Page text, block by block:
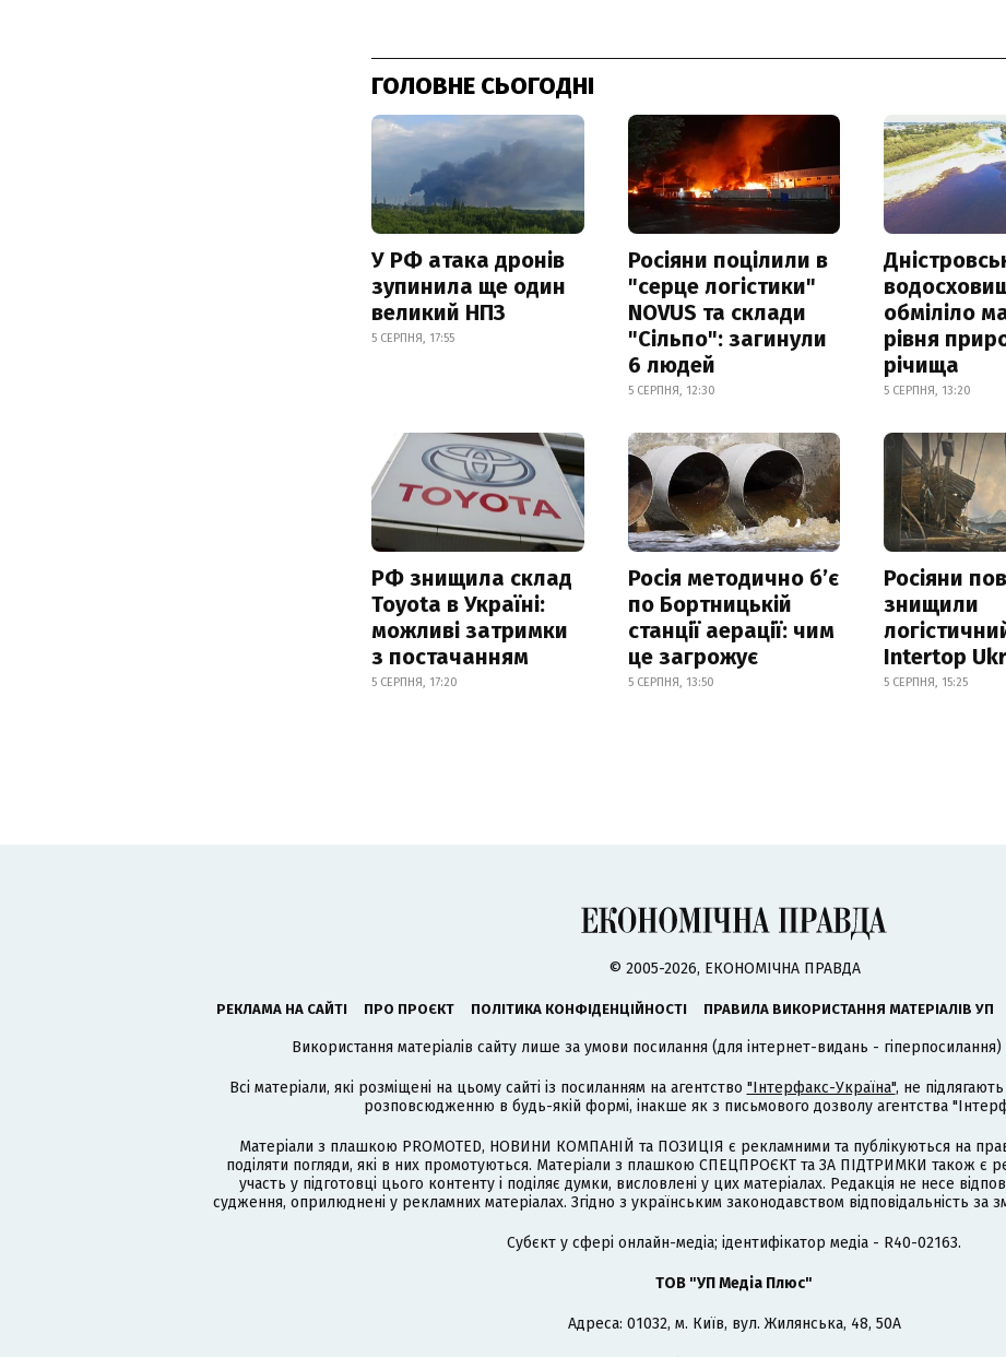
ГОЛОВНЕ СЬОГОДНІ
У РФ атака дронів
зупинила ще один
великий НПЗ
5 СЕРПНЯ, 17:55
Росіяни поцілили в
"серце логістики"
NOVUS та склади
"Сільпо": загинули
6 людей
5 СЕРПНЯ, 12:30
обміліло
рівня
річища
5 СЕРПНЯ, 13:20
РФ знищила склад
Toyota в Україні:
можливі затримки
з постачанням
5 СЕРПНЯ, 17:20
Росія методично б’є
по Бортницькій
станції аерації: чим
це загрожує
5 СЕРПНЯ, 13:50
Росіяни
знищили
Intertop
5 СЕРПНЯ, 15:25
© 2005-2026, ЕКОНОМІЧНА ПРАВДА
РЕКЛАМА НА САЙТІ ПРО ПРОЄКТ ПОЛІТИКА КОНФІДЕНЦІЙНОСТІ ПРАВИЛА ВИКОРИСТАННЯ МАТЕРІАЛІВ УП
Використання матеріалів сайту лише за умови посилання (для інтернет-видань -
Всі матеріали, які розміщені на цьому сайті із посиланням на агентство "Інтерфакс-Україна", не
розповсюдженню в будь-якій формі, інакше як з письмового дозволу агентства
Матеріали з плашкою PROMOTED, НОВИНИ КОМПАНІЙ та ПОЗИЦІЯ є рекламними та публікуються на
поділяти погляди, які в них промотуються. Матеріали з плашкою СПЕЦПРОЄКТ та ЗА ПІДТРИМКИ також є
участь у підготовці цього контенту і поділяє думки, висловлені у цих матеріалах. Редакція не несе
судження, оприлюднені у рекламних матеріалах. Згідно з українським законодавством відповідальність за
Cубєкт у сфері онлайн-медіа; ідентифікатор медіа - R40-02163.
ТОВ "УП Медіа Плюс"
Адреса: 01032, м. Київ, вул. Жилянська, 48, 50А